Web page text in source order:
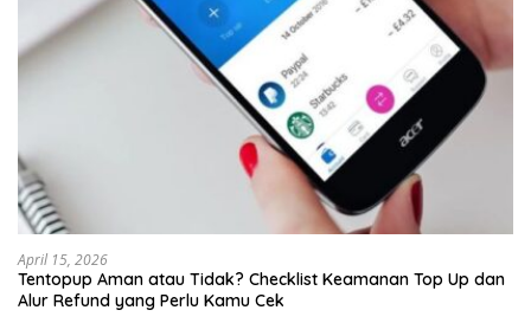
April 15, 2026
Tentopup Aman atau Tidak? Checklist Keamanan Top Up dan
Alur Refund yang Perlu Kamu Cek